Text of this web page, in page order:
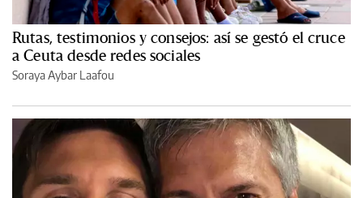
Rutas, testimonios y consejos: así se gestó el cruce
a Ceuta desde redes sociales
Soraya Aybar Laafou